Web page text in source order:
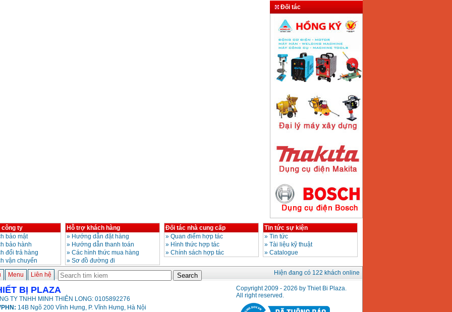
600mm Hồng Ký
KD600 (250W)
Giá:3290000VND
Máy hàn que Hồng
ký Jet SR200R
Giá:2350000 VND
Máy hàn que điện tử
Hồng ký HK 200Z
Giá: 2770000 VND
Máy hàn que điện tử
Hồng Ký HKM200D
Giá:2890000VND
Máy hàn que điện tử
Hồng ký HK200E
Giá:4100000VND
Hồng Ký HK200N
Giá:2870000VND
» Máy nén khí Jetman
» HDSD Máy Hàn Ống Nhựa
HDPE quay tay thủy lực
» Đại lý bán Máy hàn
DONSUN Thượng Hải
» Máy khoan rút lõi cầm tay
chạy điện pin
» Hình thức thanh toán tại
Thiết Bị Plaza
» Máy ổn áp, máy biến áp
» Các loại khí dùng cho máy
cắt kim loại Plasma
Đối tác
công ty
bảo mật
bảo hành
đổi trả hàng
vận chuyển
Hỗ trợ khách hàng
» Hướng dẫn đặt hàng
» Hướng dẫn thanh toán
» Các hình thức mua hàng
» Sơ đồ đường đi
Đối tác nhà cung cấp
» Quan điểm hợp tác
» Hình thức hợp tác
» Chính sách hợp tác
Tin tức sự kiện
» Tin tức
» Tài liệu kỹ thuật
» Catalogue
Menu Liên hệ Hiện đang có 122 khách online
BỊ PLAZA
TY TNHH MINH THIÊN LONG: 0105892276
14B Ngõ 200 Vĩnh Hưng, P. Vĩnh Hưng, Hà Nội
Copyright 2009 - 2026 by Thiet Bi Plaza.
All right reserved.